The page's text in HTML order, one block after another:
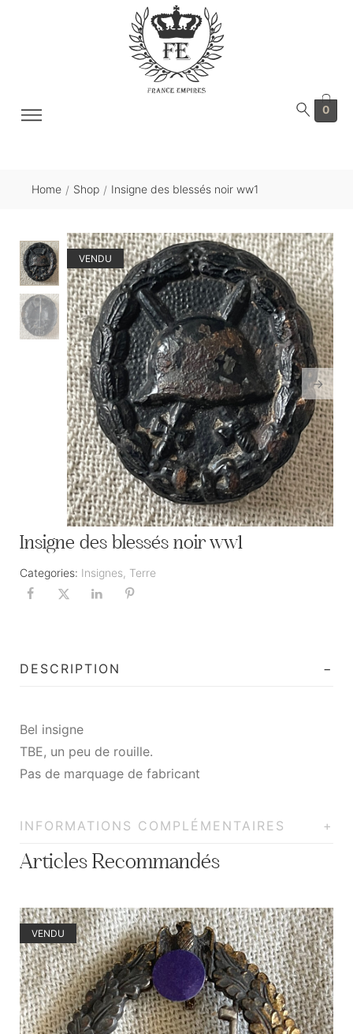
0
Home / Shop / Insigne des blessés noir ww1
VENDU
Insigne des blessés noir ww1
Categories: Insignes, Terre
DESCRIPTION
Bel insigne
TBE, un peu de rouille.
Pas de marquage de fabricant
INFORMATIONS COMPLÉMENTAIRES
Articles Recommandés
VENDU